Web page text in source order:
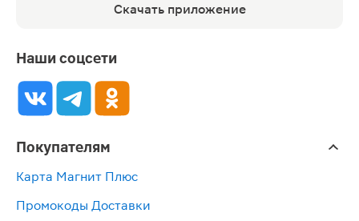
Скачать приложение
Наши соцсети
Покупателям
Карта Магнит Плюс
Промокоды Доставки